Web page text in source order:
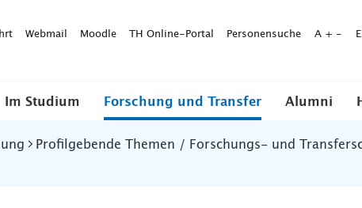
Webmail Moodle TH Online-Portal Personensuche A + -
Im Studium Forschung und Transfer Alumni
Profilgebende Themen / Forschungs- und